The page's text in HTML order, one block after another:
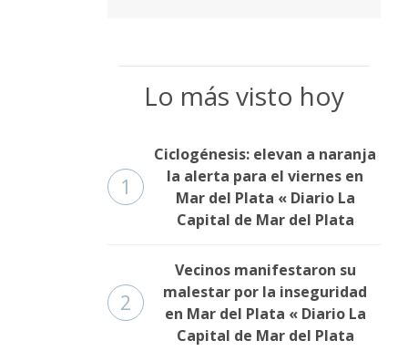
Lo más visto hoy
1
Ciclogénesis: elevan a naranja
la alerta para el viernes en
Mar del Plata « Diario La
Capital de Mar del Plata
2
Vecinos manifestaron su
malestar por la inseguridad
en Mar del Plata « Diario La
Capital de Mar del Plata